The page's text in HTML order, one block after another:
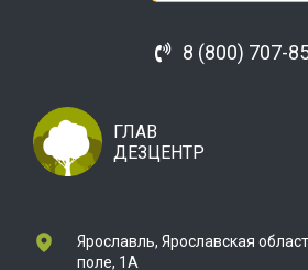
8 (800) 707-
ГЛАВ
ДЕЗЦЕНТР
Ярославль, Ярославская
поле, 1А